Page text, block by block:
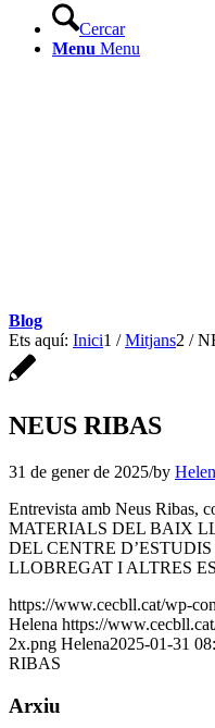
Cercar
Menu Menu
Blog
Ets aquí: Inici1 / Mitjans2 /
NEUS RIBAS
31 de gener de 2025/by
Entrevista amb Neus Ribas,
MATERIALS DEL BAIX
DEL CENTRE
LLOBREGAT I ALTRES
https://www.cecbll.cat/wp-
Helena https://
2x.png Helena2025-01-31
RIBAS
Arxiu